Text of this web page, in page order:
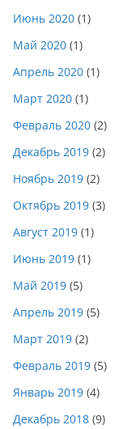
Июнь 2020 (1)
Май 2020 (1)
Апрель 2020 (1)
Март 2020 (1)
Февраль 2020 (2)
Декабрь 2019 (2)
Ноябрь 2019 (2)
Октябрь 2019 (3)
Август 2019 (1)
Июнь 2019 (1)
Май 2019 (5)
Апрель 2019 (5)
Март 2019 (2)
Февраль 2019 (5)
Январь 2019 (4)
Декабрь 2018 (9)